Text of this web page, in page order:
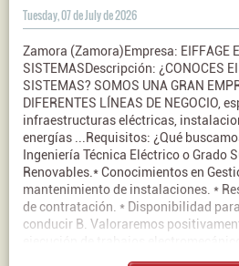
Tuesday, 07 de July de 2026
Zamora (Zamora)Empresa: EIFFAGE
SISTEMASDescripción: ¿CONOCES
SISTEMAS? SOMOS UNA GRAN
DIFERENTES LÍNEAS DE NEGOCIO,
infraestructuras eléctricas,
energías ...Requisitos: ¿Qué
Ingeniería Técnica Eléctrico o Grado
Renovables.* Conocimientos en
mantenimiento de instalaciones. *
de contratación. * Disponibilidad
conducir B. Valoraremos
fotovoltaicas. * Experiencia en